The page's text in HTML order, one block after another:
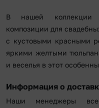
В нашей коллекции
композиции для
с кустовыми красными
яркими желтыми
и веселья в этот
Информация о
Наши менеджеры